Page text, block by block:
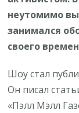
неутомимо
занимался
своего
Шоу стал
Он писал
«Пэлл Мэлл